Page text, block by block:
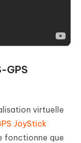
GPS
virtuelle
JoyStick
fonctionne que